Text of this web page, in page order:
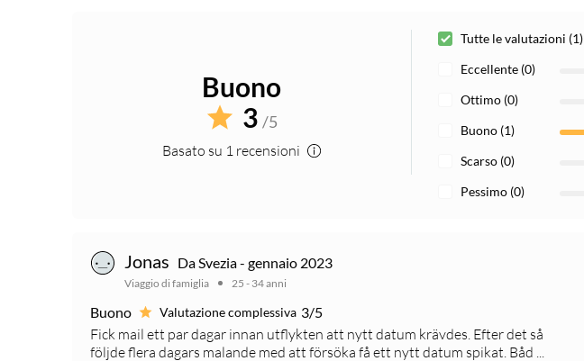
Buono
3 /5
Basato su 1 recensioni
Tutte le valutazioni (1)
Eccellente (0)
Ottimo (0)
Buono (1)
Scarso (0)
Pessimo (0)
Jonas Da Svezia - gennaio 2023
Viaggio di famiglia 25 - 34 anni
Buono Valutazione complessiva 3/5
Fick mail ett par dagar innan utflykten att nytt datum krävdes. Efter det så
följde flera dagars malande med att försöka få ett nytt datum spikat. Båd ...